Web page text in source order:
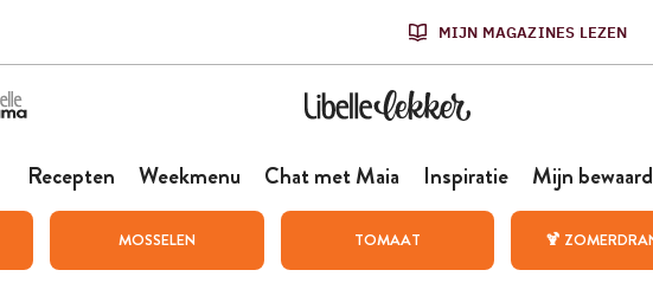
MIJN MAGAZINES LEZEN
Recepten Weekmenu Chat met Maia Inspiratie Mijn
MOSSELEN TOMAAT 🍹